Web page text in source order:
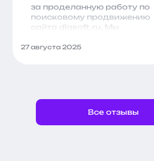
Все отзывы
за проделанную работу по
поисковому продвижению
сайта diasoft.ru. Мы
динамику по ряду ключевых
дальнейшее продуктивное
сотрудничество
27 августа 2025